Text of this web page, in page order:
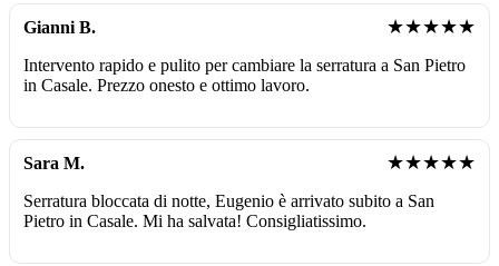
Gianni B. ★★★★★
Intervento rapido e pulito per cambiare la serratura a San Pietro
in Casale. Prezzo onesto e ottimo lavoro.
Sara M. ★★★★★
Serratura bloccata di notte, Eugenio è arrivato subito a San
Pietro in Casale. Mi ha salvata! Consigliatissimo.